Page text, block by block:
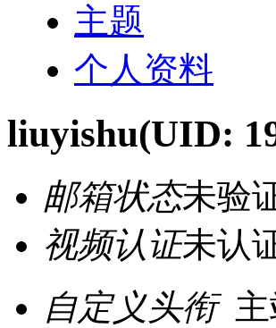
主题
个人资料
liuyishu(UID:
邮箱状态未验
视频认证未认
自定义头衔